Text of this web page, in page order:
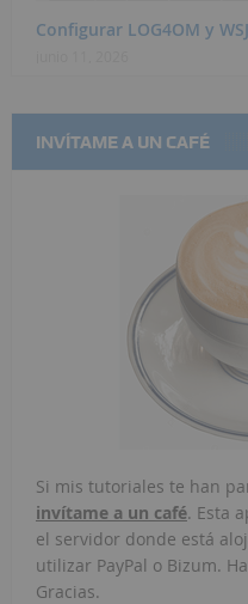
Configurar LOG4OM y
INVÍTAME A UN CAFÉ
Si mis tutoriales te han
invítame a un café. Esta
el servidor donde está
utilizar PayPal o Bizum.
Gracias.